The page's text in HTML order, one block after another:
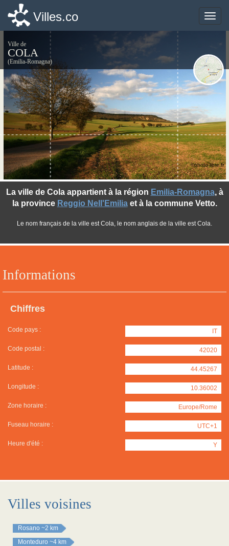
Toggle
Villes.co
Ville de
COLA
(Emilia-Romagna)
Informations
Chiffres
Code pays : IT
Code postal : 42020
Latitude : 44.45267
Longitude : 10.36002
Zone horaire : Europe/Rome
Fuseau horaire : UTC+1
Heure d'été : Y
La ville de Cola appartient à la région Emilia-Romagna, à
la province Reggio Nell'Emiliaet à la commune Vetto.
Le nom français de la ville est Cola, le nom anglais de la ville est Cola.
©photo-libre.fr
Villes voisines
Rosano ~2 km
Monteduro ~4 km
Toggle
Villes.co